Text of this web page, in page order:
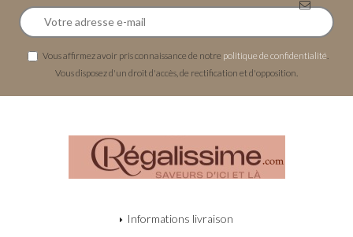
Vous affirmez avoir pris connaissance de notre politique de confidentialité
Vous disposez d'un droit d'accès, de rectification et d'opposition.
Informations livraison